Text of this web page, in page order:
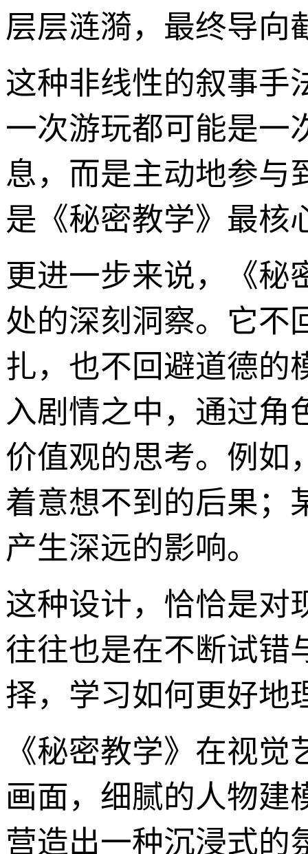
层层涟漪，最终导向
这种非线性的叙事手
一次游玩都可能是一
息，而是主动地参与
是《秘密教学》最核
更进一步来说，《秘
处的深刻洞察。它不
扎，也不回避道德的
入剧情之中，通过角
价值观的思考。例如
着意想不到的后果；
产生深远的影响。
这种设计，恰恰是
往往也是在不断试错
择，学习如何更好地
《秘密教学》在视
画面，细腻的人物建
营造出一种沉浸式的